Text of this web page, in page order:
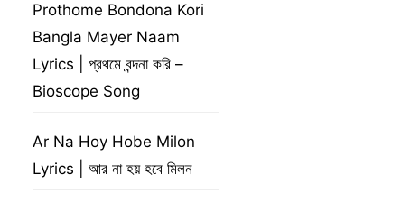
Prothome Bondona Kori
Bangla Mayer Naam
Lyrics | প্রথমে বন্দনা করি –
Bioscope Song
Ar Na Hoy Hobe Milon
Lyrics | আর না হয় হবে মিলন